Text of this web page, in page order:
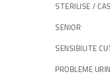
STERILISE /
SENIOR
SENSIBILITE
PROBLEME